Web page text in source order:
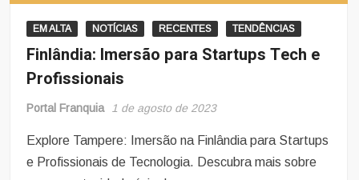
EM ALTA NOTÍCIAS RECENTES TENDÊNCIAS
Finlândia: Imersão para Startups Tech e
Profissionais
Portal Franquia 1 de agosto de 2023
Explore Tampere: Imersão na Finlândia para Startups
e Profissionais de Tecnologia. Descubra mais sobre